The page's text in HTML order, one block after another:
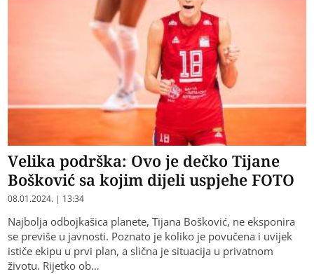
Velika podrška: Ovo je dečko Tijane
Bošković sa kojim dijeli uspjehe FOTO
08.01.2024. | 13:34
Najbolja odbojkašica planete, Tijana Bošković, ne eksponira
se previše u javnosti. Poznato je koliko je povučena i uvijek
ističe ekipu u prvi plan, a slična je situacija u privatnom
životu. Rijetko ob…